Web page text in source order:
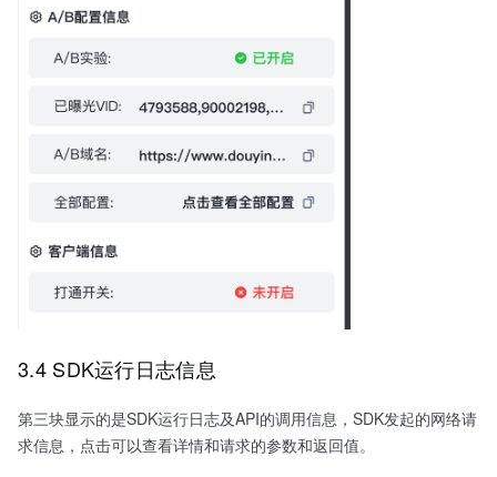
3.4 SDK运行日志信息
第三块显示的是SDK运行日志及API的调用信息，SDK发起的网络请
求信息，点击可以查看详情和请求的参数和返回值。